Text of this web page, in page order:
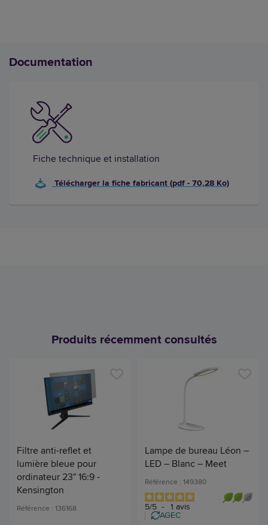
Documentation
Fiche technique et installation
Télécharger la fiche fabricant (pdf - 70,28 Ko)
Produits récemment consultés
Filtre anti-reflet et
lumière bleue pour
ordinateur 23" 16:9 -
Kensington
Référence : 136168
Lampe de bureau Léon –
LED – Blanc – Meet
Référence : 149380
5/5 - 1 avis
AGEC